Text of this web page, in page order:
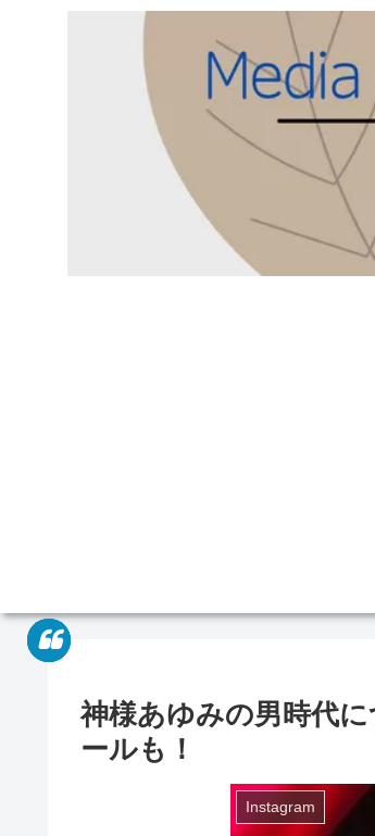
神様あゆみの男時代
ールも！
Instagram